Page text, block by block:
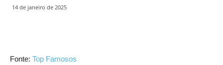
14 de janeiro de 2025
Fonte: Top Famosos